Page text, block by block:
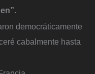
democráticamente
cabalmente hasta